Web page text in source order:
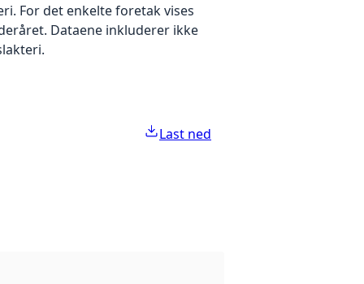
For det enkelte foretak vises
Dataene inkluderer ikke
Last ned